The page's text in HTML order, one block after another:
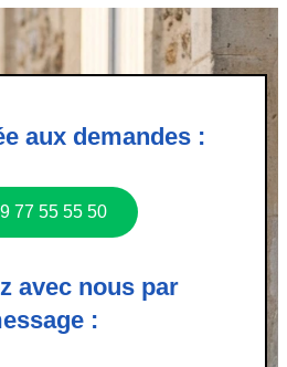
aux demandes :
77 55 55 50
avec nous par
: